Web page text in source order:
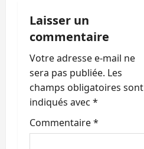
t
i
o
n
d
’
Laisser un
commentaire
Votre adresse e-mail ne
sera pas publiée. Les
champs obligatoires sont
indiqués avec *
Commentaire*